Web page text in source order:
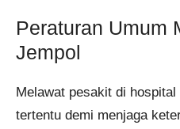
Peraturan Umum
Jempol
Melawat pesakit di
tertentu demi menjaga